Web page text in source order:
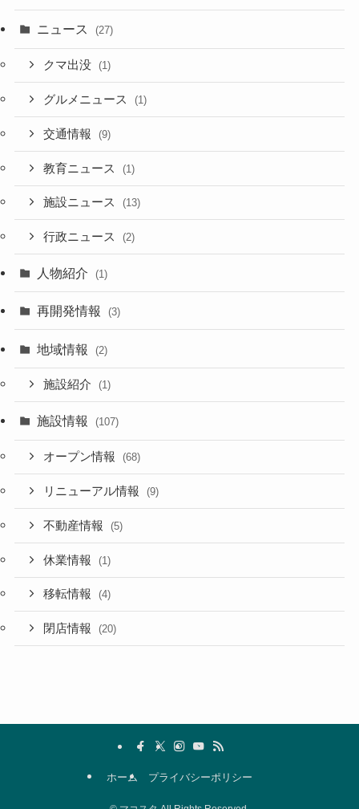
ニュース (27)
クマ出没 (1)
グルメニュース (1)
交通情報 (9)
教育ニュース (1)
施設ニュース (13)
行政ニュース (2)
人物紹介 (1)
再開発情報 (3)
地域情報 (2)
施設紹介 (1)
施設情報 (107)
オープン情報 (68)
リニューアル情報 (9)
不動産情報 (5)
休業情報 (1)
移転情報 (4)
閉店情報 (20)
ホーム プライバシーポリシー